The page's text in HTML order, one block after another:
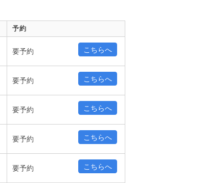
予約
要予約 こちらへ
要予約 こちらへ
要予約 こちらへ
要予約 こちらへ
要予約 こちらへ